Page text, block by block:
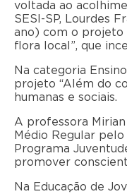
voltada ao
SESI-SP, Lourdes
ano) com o projeto
flora local”, que
Na categoria
projeto “Além do
humanas e sociais.
A professora
Médio Regular
Programa
promover
Na Educação de